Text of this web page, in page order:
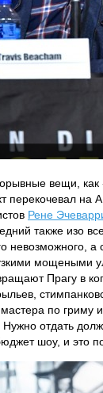
вещи, как
перекочевал на
Рене
также изо
невозможного,
мощеными
Прагу в
по гриму
Нужно отдать
шоу, и это